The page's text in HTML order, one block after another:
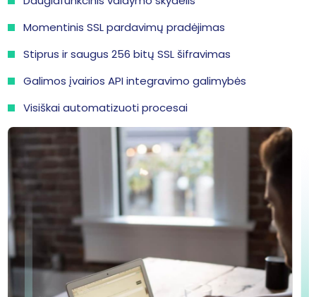
Momentinis SSL pardavimų pradėjimas
Stiprus ir saugus 256 bitų SSL šifravimas
Galimos įvairios API integravimo galimybės
Visiškai automatizuoti procesai